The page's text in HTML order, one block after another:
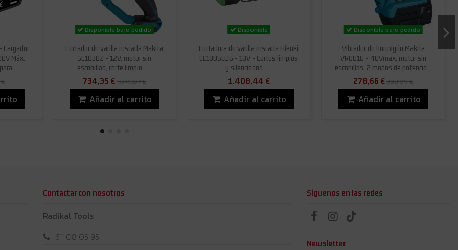
Máx.
Disponible bajo pedido
Cortador de varilla roscada Makita
SC103DZ - 12V, motor sin
escobillas, corte limpio -...
734,35 € 1.049,07 €
Añadir al carrito
Disponible
Cortadora de varilla roscada Hikoki
CL18DSLU6 - 18V - Cortes limpios
y silenciosos -...
1.408,44 €
Añadir al carrito
Disponible bajo pedido
Vibrador de hormigón Makita
VR001G - 40Vmax, motor sin
escobillas, 2 modos de potencia...
278,66 €398,09 €
Añadir al carrito
Contactar con nosotros
Radikal Tools
611 08 05 95
Síguenos en las redes
Newsletter